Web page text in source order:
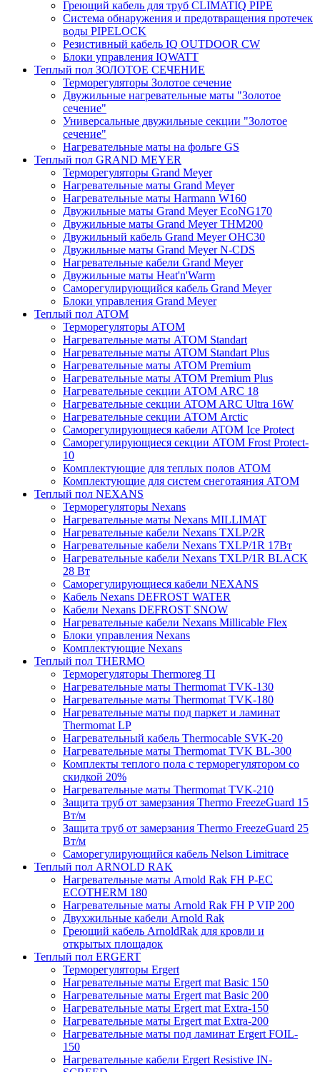
Греющий кабель для труб CLIMATIQ PIPE
Система обнаружения и предотвращения протечек
воды PIPELOCK
Резистивный кабель IQ OUTDOOR CW
Блоки управления IQWATT
Теплый пол ЗОЛОТОЕ СЕЧЕНИЕ
Терморегуляторы Золотое сечение
Двужильные нагревательные маты "Золотое
сечение"
Универсальные двужильные секции "Золотое
сечение"
Нагревательные маты на фольге GS
Теплый пол GRAND MEYER
Терморегуляторы Grand Meyer
Нагревательные маты Grand Meyer
Нагревательные маты Harmann W160
Двужильные маты Grand Meyer EcoNG170
Двужильные маты Grand Meyer THM200
Двужильный кабель Grand Meyer OHC30
Двужильные маты Grand Meyer N-CDS
Нагревательные кабели Grand Meyer
Двужильные маты Heat'n'Warm
Саморегулирующийся кабель Grand Meyer
Блоки управления Grand Meyer
Теплый пол ATOM
Терморегуляторы АТОМ
Нагревательные маты АТОМ Standart
Нагревательные маты АТОМ Standart Plus
Нагревательные маты АТОМ Premium
Нагревательные маты АТОМ Premium Plus
Нагревательные секции АТОМ ARC 18
Нагревательные секции ATOM ARC Ultra 16W
Нагревательные секции АТОМ Arctic
Саморегулирующиеся кабели ATOM Ice Protect
Саморегулирующиеся секции ATOM Frost Protect-
10
Комплектующие для теплых полов ATOM
Комплектующие для систем снеготаяния ATOM
Теплый пол NEXANS
Терморегуляторы Nexans
Нагревательные маты Nexans MILLIMAT
Нагревательные кабели Nexans TXLP/2R
Нагревательные кабели Nexans TXLP/1R 17Вт
Нагревательные кабели Nexans TXLP/1R BLACK
28 Вт
Саморегулирующиеся кабели NEXANS
Кабель Nexans DEFROST WATER
Кабели Nexans DEFROST SNOW
Нагревательные кабели Nexans Millicable Flex
Блоки управления Nexans
Комплектующие Nexans
Теплый пол THERMO
Терморегуляторы Thermoreg TI
Нагревательные маты Thermomat TVK-130
Нагревательные маты Thermomat TVK-180
Нагревательные маты под паркет и ламинат
Thermomat LP
Нагревательный кабель Thermocable SVK-20
Нагревательные маты Thermomat TVK BL-300
Комплекты теплого пола с терморегулятором со
скидкой 20%
Нагревательные маты Thermomat TVK-210
Защита труб от замерзания Thermo FreezeGuard 15
Вт/м
Защита труб от замерзания Thermo FreezeGuard 25
Вт/м
Саморегулирующийся кабель Nelson Limitrace
Теплый пол ARNOLD RAK
Нагревательные маты Arnold Rak FH P-EC
ECOTHERM 180
Нагревательные маты Arnold Rak FH P VIP 200
Двухжильные кабели Arnold Rak
Греющий кабель ArnoldRak для кровли и
открытых площадок
Теплый пол ERGERT
Терморегуляторы Ergert
Нагревательные маты Ergert mat Basic 150
Нагревательные маты Ergert mat Basic 200
Нагревательные маты Ergert mat Extra-150
Нагревательные маты Ergert mat Extra-200
Нагревательные маты под ламинат Ergert FOIL-
150
Нагревательные кабели Ergert Resistive IN-